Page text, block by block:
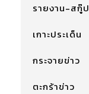
รายงาน-สกู๊ป
เกาะประเด็น
กระจายข่าว
ตะกร้าข่าว